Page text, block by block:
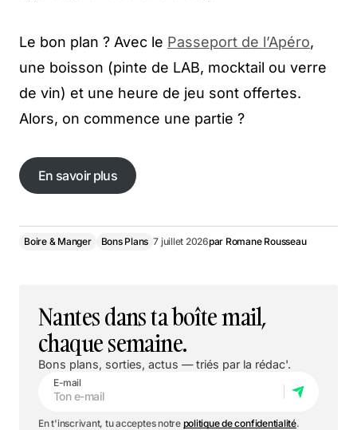
Le bon plan ? Avec le Passeport de l’Apéro,
une boisson (pinte de LAB, mocktail ou verre
de vin) et une heure de jeu sont offertes.
Alors, on commence une partie ?
En savoir plus
En savoir plus
Boire & Manger Bons Plans 7 juillet 2026par Romane Rousseau
Nantes dans ta boîte mail,
chaque semaine.
Bons plans, sorties, actus — triés par la rédac'.
E-mail
En t'inscrivant, tu acceptes notre politique de confidentialité.